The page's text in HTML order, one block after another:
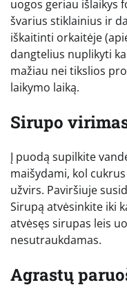
uogos geriau išlaikys
švarius stiklainius ir
iškaitinti orkaitėje
dangtelius nuplikyti
mažiau nei tikslios
laikymo laiką.
Sirupo
Į puodą supilkite
maišydami, kol
užvirs. Paviršiuje
Sirupą atvėsinkite iki
atvėsęs sirupas leis
nesutraukdamas.
Agrastų